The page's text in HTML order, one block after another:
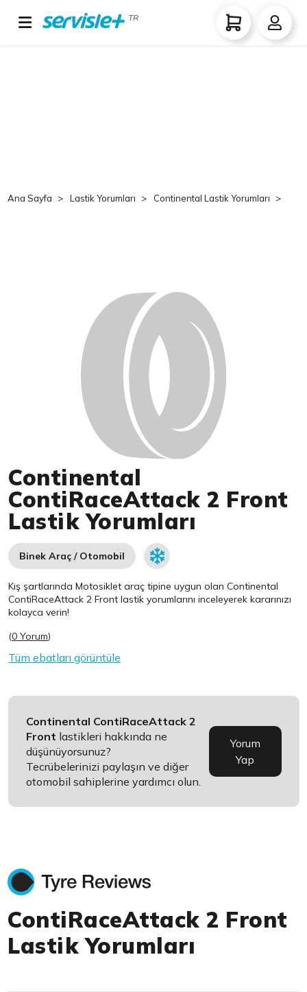
TR
Ana Sayfa Lastik Yorumları Continental Lastik Yorumları
Continental
ContiRaceAttack 2 Front
Lastik Yorumları
Binek Araç / Otomobil
Kış şartlarında Motosiklet araç tipine uygun olanContinental
ContiRaceAttack 2 Front lastik yorumlarını inceleyerek kararınızı
kolayca verin!
(0 Yorum)
Tüm ebatları görüntüle
Continental ContiRaceAttack 2
Front lastikleri hakkında ne
düşünüyorsunuz?
Tecrübelerinizi paylaşın ve diğer
otomobil sahiplerine yardımcı olun.
Yorum
Yap
ContiRaceAttack 2 Front
Lastik Yorumları